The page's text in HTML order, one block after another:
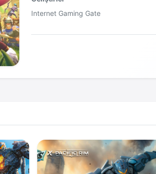
Internet Gaming Gate